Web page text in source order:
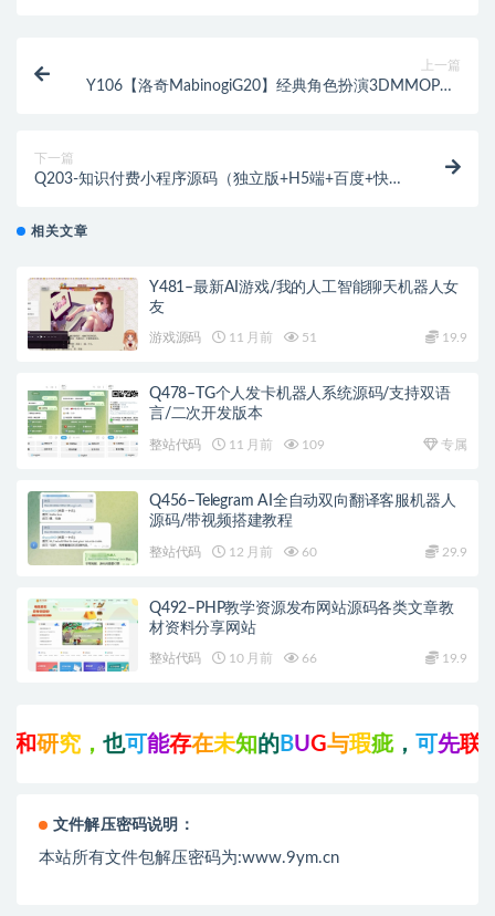
上一篇
Y106【洛奇MabinogiG20】经典角色扮演3DMMOPRG
下一篇
Q203-知识付费小程序源码（独立版+H5端+百度+快手
相关文章
Y481–最新AI游戏/我的人工智能聊天机器人女
友
游戏源码 11 月前 51 19.9
Q478–TG个人发卡机器人系统源码/支持双语
言/二次开发版本
整站代码 11 月前 109 专属
Q456–Telegram AI全自动双向翻译客服机器人
源码/带视频搭建教程
整站代码 12 月前 60 29.9
Q492–PHP教学资源发布网站源码各类文章教
材资料分享网站
整站代码 10 月前 66 19.9
研究，也 可能 存在未知的BU G与瑕疵，可 先 联系
文件解压密码说明：
本站所有文件包解压密码为:www.9ym.cn